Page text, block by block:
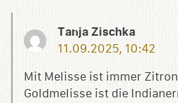
Tanja Zischka
11.09.2025, 10:42
Mit Melisse ist immer
Goldmelisse ist die